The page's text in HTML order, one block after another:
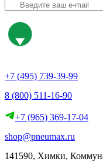
+7 (495) 739-39-99
8 (800) 511-16-90
+7 (965) 369-17-04
shop@pneumax.ru
141590, Химки,